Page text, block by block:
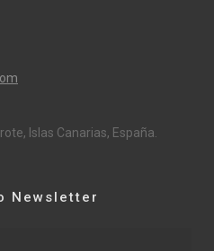
Islas Canarias, España.
Newsletter